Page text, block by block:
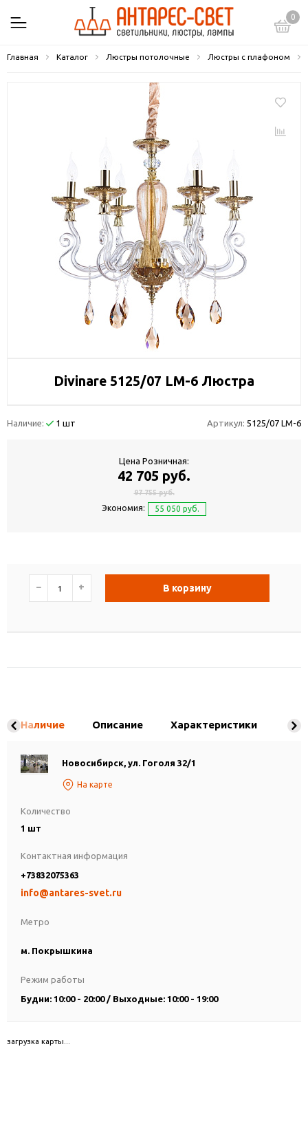
0
Главная Каталог Люстры потолочные Люстры с плафоном
Divinare 5125/07 LM-6 Люстра
Наличие: 1 шт Артикул: 5125/07 LM-6
Цена Розничная:
42 705 руб.
97 755 руб.
Экономия: 55 050 руб.
− + В корзину
Наличие Описание Характеристики
Новосибирск, ул. Гоголя 32/1
На карте
Количество
1 шт
Метро
м. Покрышкина
Контактная информация
+73832075363
info@antares-svet.ru
Режим работы
Будни: 10:00 - 20:00 / Выходные: 10:00 - 19:00
загрузка карты...